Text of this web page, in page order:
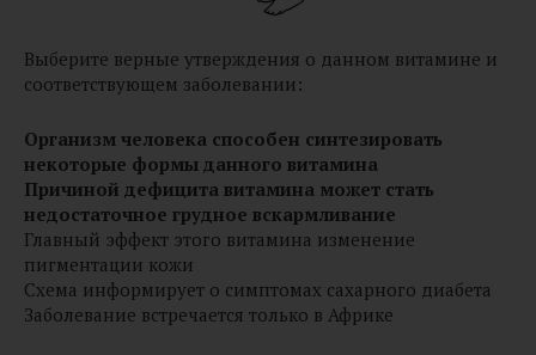
Выберите верные утверждения о данном витамине и
соответствующем заболевании:
Организм человека способен синтезировать
некоторые формы данного витамина
Причиной дефицита витамина может стать
недостаточное грудное вскармливание
Главный эффект этого витамина изменение
пигментации кожи
Схема информирует о симптомах сахарного диабета
Заболевание встречается только в Африке